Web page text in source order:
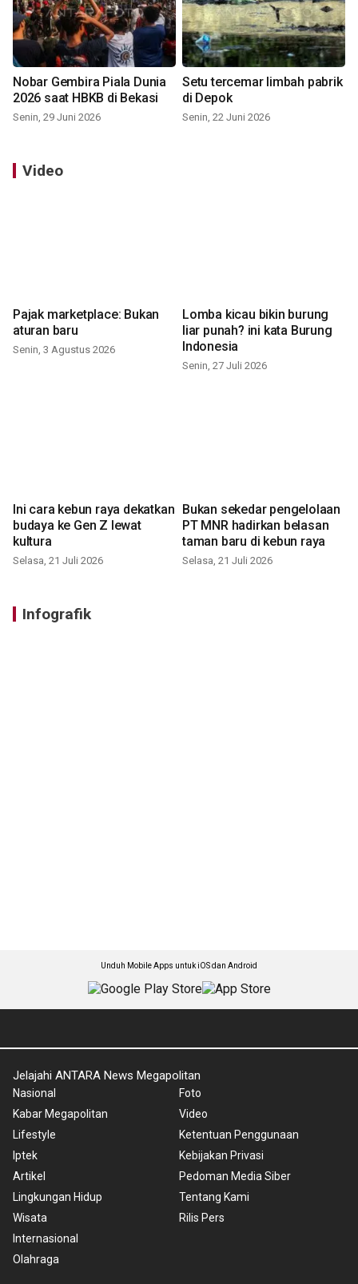
Nobar Gembira Piala Dunia
2026 saat HBKB di Bekasi
Senin, 29 Juni 2026
Setu tercemar limbah pabrik
di Depok
Senin, 22 Juni 2026
Video
Pajak marketplace: Bukan
aturan baru
Senin, 3 Agustus 2026
Lomba kicau bikin burung
liar punah? ini kata Burung
Indonesia
Senin, 27 Juli 2026
Ini cara kebun raya dekatkan
budaya ke Gen Z lewat
kultura
Selasa, 21 Juli 2026
Bukan sekedar pengelolaan
PT MNR hadirkan belasan
taman baru di kebun raya
Selasa, 21 Juli 2026
Infografik
Unduh Mobile Apps untuk iOS dan Android
Jelajahi ANTARA News Megapolitan
Nasional
Kabar Megapolitan
Lifestyle
Iptek
Artikel
Lingkungan Hidup
Wisata
Internasional
Olahraga
Foto
Video
Ketentuan Penggunaan
Kebijakan Privasi
Pedoman Media Siber
Tentang Kami
Rilis Pers